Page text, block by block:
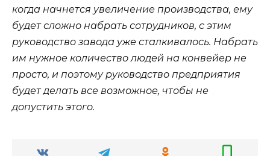
когда начнется увеличение производства, ему
будет сложно набрать сотрудников, с этим
руководство завода уже сталкивалось. Набрать
им нужное количество людей на конвейер не
просто, и поэтому руководство предприятия
будет делать все возможное, чтобы не
допустить этого.